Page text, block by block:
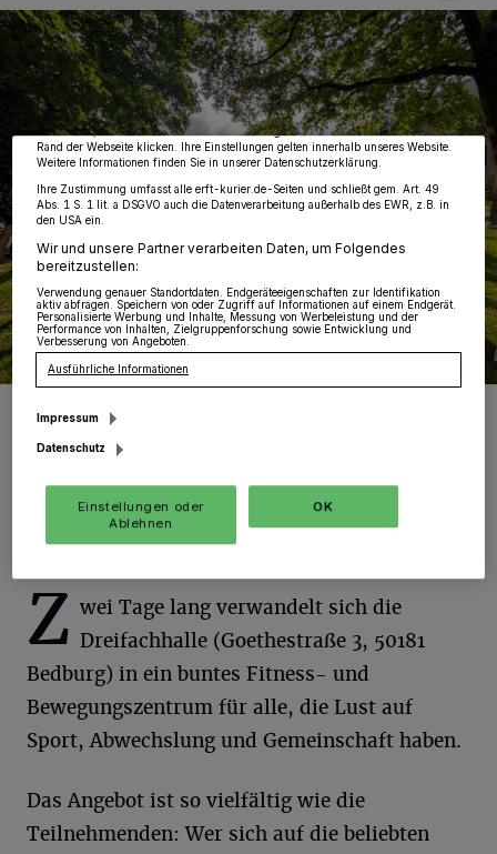
3.000 Menschen zu den kostenfreien Sportangeboten unter freiem
Himmel – jetzt geht es für ein Wochenende in die Halle.
Z wei Tage lang verwandelt sich die
Dreifachhalle (Goethestraße 3, 50181
Bedburg) in ein buntes Fitness- und
Bewegungszentrum für alle, die Lust auf
Sport, Abwechslung und Gemeinschaft haben.
Das Angebot ist so vielfältig wie die
Teilnehmenden: Wer sich auf die beliebten
Wir und unsere218-Partner speichern und greifen auf personenbezogene Daten
wie Browserdaten oder eindeutige Kennungen auf Ihrem Gerät zu. Durch Auswahl
von OK aktivieren Sie Tracking-Technologien für die unter „Wir und unsere
Partner verarbeiten Daten, um Ihnen Dienste bereitzustellen“ aufgeführten
Zwecke. Wenn Tracker deaktiviert sind, sind manche Inhalte und Anzeigen
möglicherweise nicht mehr so relevant für Sie. Sie können dieses Menü jederzeit
wieder aufrufen, um Ihre Einstellungen zu ändern oder Ihre Einwilligung zu
widerrufen, indem Sie auf den Link Einstellungen oder Ablehnen am unteren
Rand der Webseite klicken. Ihre Einstellungen gelten innerhalb unseres Website.
Weitere Informationen finden Sie in unserer Datenschutzerklärung.
Ihre Zustimmung umfasst alle erft-kurier.de-Seiten und schließt gem. Art. 49
Abs. 1 S. 1 lit. a DSGVO auch die Datenverarbeitung außerhalb des EWR, z.B. in
den USA ein.
Wir und unsere Partner verarbeiten Daten, um Folgendes
bereitzustellen:
Verwendung genauer Standortdaten. Endgeräteeigenschaften zur Identifikation
aktiv abfragen. Speichern von oder Zugriff auf Informationen auf einem Endgerät.
Personalisierte Werbung und Inhalte, Messung von Werbeleistung und der
Performance von Inhalten, Zielgruppenforschung sowie Entwicklung und
Verbesserung von Angeboten.
Ausführliche Informationen
Impressum
Datenschutz
Einstellungen oder
Ablehnen
OK